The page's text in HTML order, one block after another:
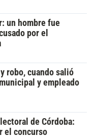
un hombre fue
por el
robo, cuando salió
y empleado
de Córdoba:
el concurso